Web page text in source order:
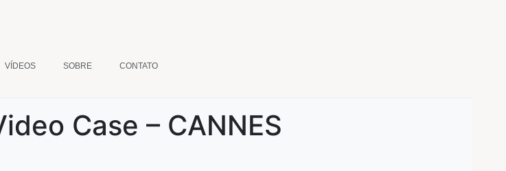
VÍDEOS SOBRE CONTATO
Case – CANNES